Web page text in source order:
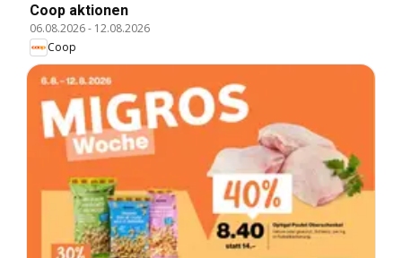
Coop aktionen
06.08.2026- 12.08.2026
Coop